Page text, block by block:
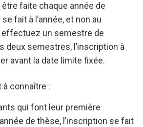
être faite chaque année de
fait à l’année, et non au
un semestre de
deux semestres, l’inscription à
avant la date limite fixée.
connaître :
qui font leur première
de thèse, l’inscription se fait